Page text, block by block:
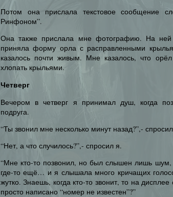
Потом она прислала текстовое сообщение
Ринфоном”.
Она также прислала мне фотографию. На
приняла форму орла с расправленными
казалось почти живым. Мне казалось, что
хлопать крыльями.
Четверг
Вечером в четверг я принимал душ, когда
подруга.
“Ты звонил мне несколько минут назад?”,-
“Нет, а что случилось?”,- спросил я.
“Мне кто-то позвонил, но был слышен лишь шум,
где-то ещё… и я слышала много кричащих
жутко. Знаешь, когда кто-то звонит, то на
просто написано “номер не известен”?”